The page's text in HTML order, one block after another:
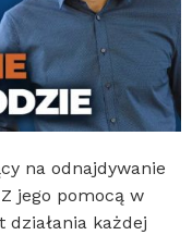
na odnajdywanie
jego pomocą w
każdej